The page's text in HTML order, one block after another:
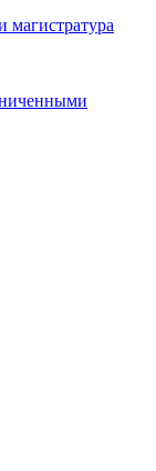
магистратура